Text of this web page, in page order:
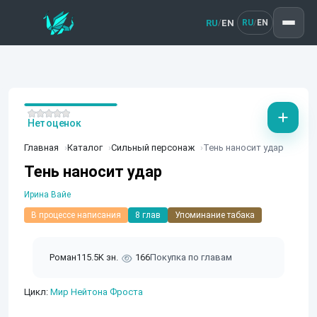
RU/EN RU/ EN
Главная Каталог Сильный персонаж Тень наносит удар
Тень наносит удар
Ирина Вайе
В процессе написания 8 глав Упоминание табака
Роман115.5K зн. 166Покупка по главам
Цикл: Мир Нейтона Фроста
Нет оценок